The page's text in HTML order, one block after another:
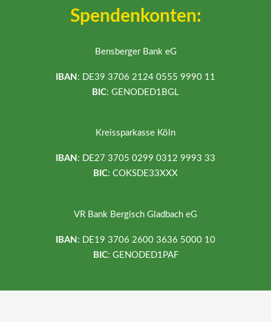
Spendenkonten:
Bensberger Bank eG
IBAN : DE39 3706 2124 0555 9990 11
BIC: GENODED1BGL
Kreissparkasse Köln
IBAN : DE27 3705 0299 0312 9993 33
BIC: COKSDE33XXX
VR Bank Bergisch Gladbach eG
IBAN : DE19 3706 2600 3636 5000 10
BIC: GENODED1PAF